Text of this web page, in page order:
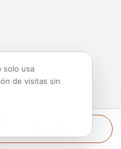
solo usa
de visitas sin